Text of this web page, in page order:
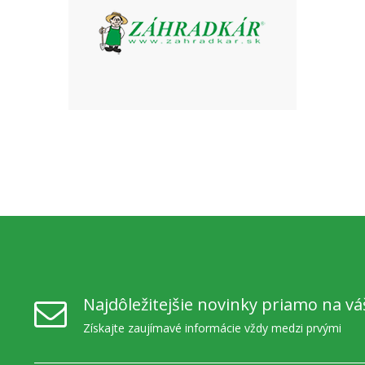
Najdôležitejšie novinky priamo na
Získajte zaujímavé informácie vždy medzi prvými